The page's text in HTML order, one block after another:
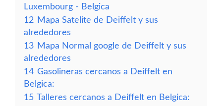
Luxembourg - Belgica
12 Mapa Satelite de Deiffelt y sus
alrededores
13 Mapa Normal google de Deiffelt y sus
alrededores
14 Gasolineras cercanos a Deiffelt en
Belgica:
15 Talleres cercanos a Deiffelt en Belgica: